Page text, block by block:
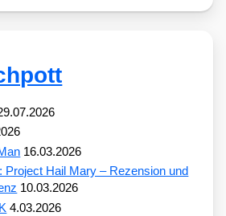
16.03.2026
Project Hail Mary – Rezension und
10.03.2026
4.03.2026